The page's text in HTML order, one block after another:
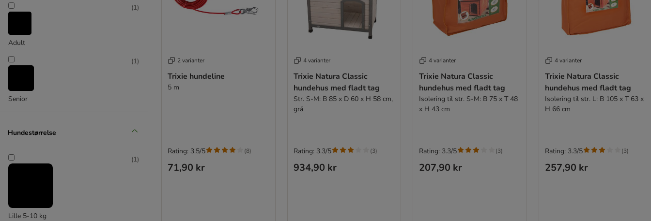
Adult
(1)
Senior
(1)
Hundestørrelse
Lille 5-10 kg
(1)
2 varianter
Trixie hundeline
5 m
71,90 kr
Rating: 3.5/5 (8)
4 varianter
Trixie Natura Classic
hundehus med fladt tag
Str. S-M: B 85 x D 60 x H 58 cm,
grå
934,90 kr
Rating: 3.3/5 (3)
4 varianter
Trixie Natura Classic
hundehus med fladt tag
Isolering til str. S-M: B 75 x T 48
x H 43 cm
207,90 kr
Rating: 3.3/5 (3)
4 varianter
Trixie Natura Classic
hundehus med fladt tag
Isolering til str. L: B 105 x T 63 x
H 66 cm
257,90 kr
Rating: 3.3/5 (3)